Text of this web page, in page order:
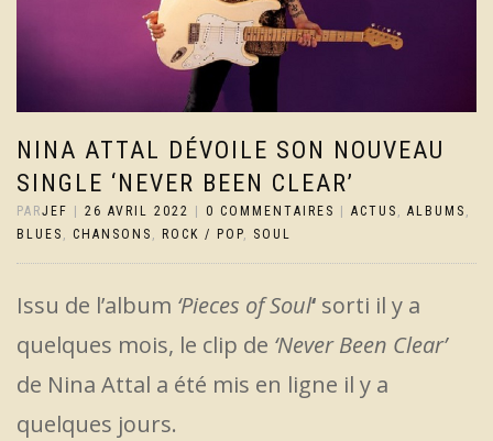
NINA ATTAL DÉVOILE SON NOUVEAU
SINGLE ‘NEVER BEEN CLEAR’
PARJEF 26 AVRIL 2022 0 COMMENTAIRES ACTUS , ALBUMS ,
BLUES , CHANSONS , ROCK / POP, SOUL
Issu de l’album ‘Pieces of Soul‘ sorti il y a
quelques mois, le clip de ‘Never Been Clear’
de Nina Attal a été mis en ligne il y a
quelques jours.